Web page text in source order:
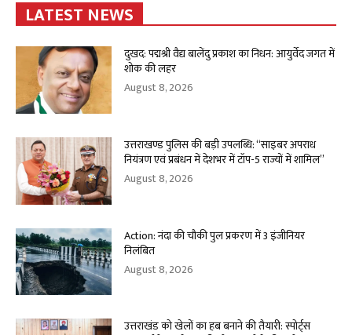
LATEST NEWS
दुखद: पद्मश्री वैद्य बालेंदु प्रकाश का निधन: आयुर्वेद जगत में
शोक की लहर
August 8, 2026
उत्तराखण्ड पुलिस की बड़ी उपलब्धि: “साइबर अपराध
नियंत्रण एवं प्रबंधन में देशभर में टॉप-5 राज्यों में शामिल”
August 8, 2026
Action: नंदा की चौकी पुल प्रकरण में 3 इंजीनियर
निलंबित
August 8, 2026
उत्तराखंड को खेलों का हब बनाने की तैयारी: स्पोर्ट्स